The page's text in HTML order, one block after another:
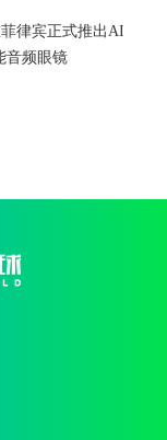
律宾正式推出AI
音频眼镜